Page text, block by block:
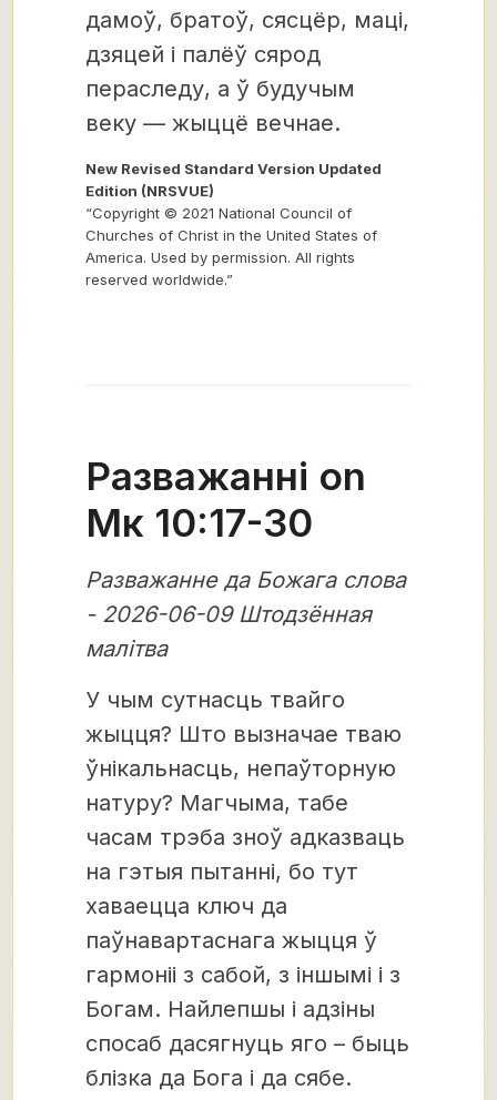
дамоў, братоў, сясцёр, маці,
дзяцей і палёў сярод
пераследу, а ў будучым
веку — жыццё вечнае.
New Revised Standard Version Updated
Edition (NRSVUE)
“Copyright © 2021 National Council of
Churches of Christ in the United States of
America. Used by permission. All rights
reserved worldwide.”
Разважанні on
Мк 10:17-30
Разважанне да Божага слова
- 2026-06-09 Штодзённая
малітва
У чым сутнасць твайго
жыцця? Што вызначае тваю
ўнікальнасць, непаўторную
натуру? Магчыма, табе
часам трэба зноў адказваць
на гэтыя пытанні, бо тут
хаваецца ключ да
паўнавартаснага жыцця ў
гармоніі з сабой, з іншымі і з
Богам. Найлепшы і адзіны
спосаб дасягнуць яго – быць
блізка да Бога і да сябе.